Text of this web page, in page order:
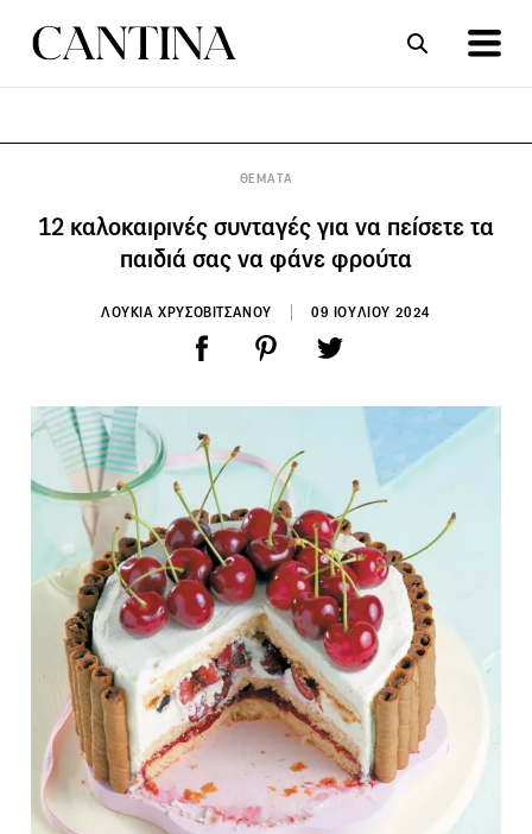
ΘΕΜΑΤΑ
12 καλοκαιρινές συνταγές για να πείσετε τα
παιδιά σας να φάνε φρούτα
ΛΟΥΚΙΑ ΧΡΥΣΟΒΙΤΣΑΝΟΥ 09 ΙΟΥΛΙΟΥ 2024